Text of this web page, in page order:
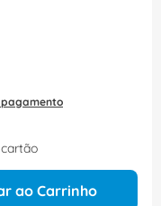
ao Carrinho